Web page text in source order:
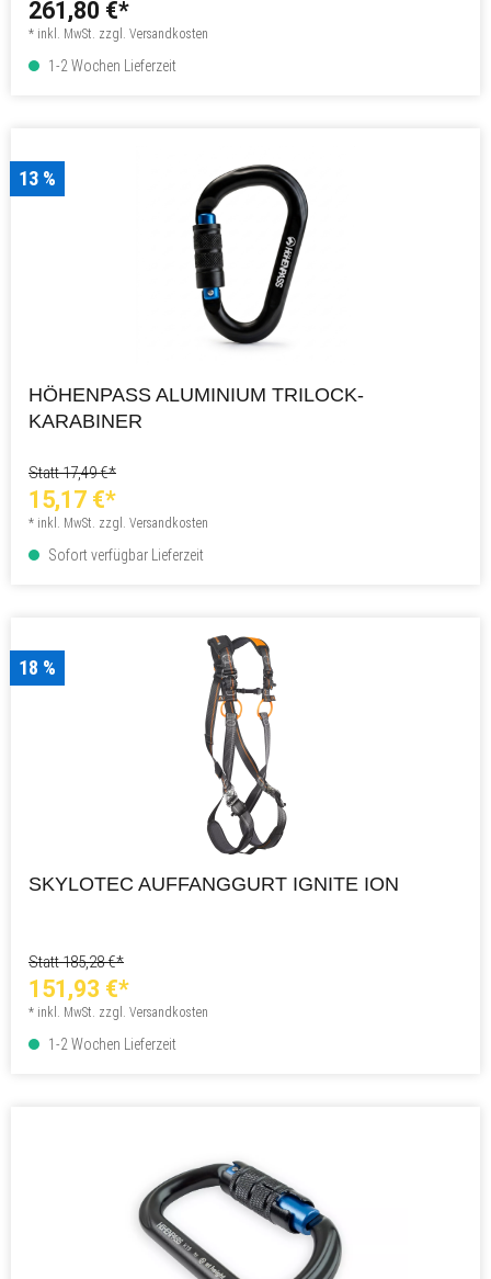
261,80 €*
* inkl. MwSt. zzgl. Versandkosten
1-2 Wochen Lieferzeit
13 %
HÖHENPASS ALUMINIUM TRILOCK-
KARABINER
Statt 17,49 €*
15,17 €*
* inkl. MwSt. zzgl. Versandkosten
Sofort verfügbar Lieferzeit
18 %
SKYLOTEC AUFFANGGURT IGNITE ION
Statt 185,28 €*
151,93 €*
* inkl. MwSt. zzgl. Versandkosten
1-2 Wochen Lieferzeit